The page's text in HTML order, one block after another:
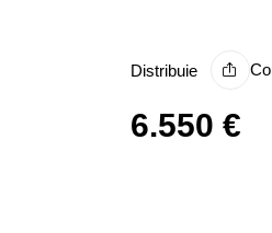
Distribuie
6.550 €